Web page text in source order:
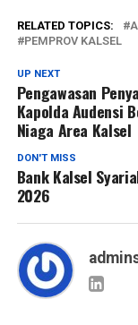
RELATED TOPICS:
PEMPROV KALSEL
UP NEXT
Pengawasan
Kapolda Audensi
Niaga Area Kalsel
DON'T MISS
Bank Kalsel
2026